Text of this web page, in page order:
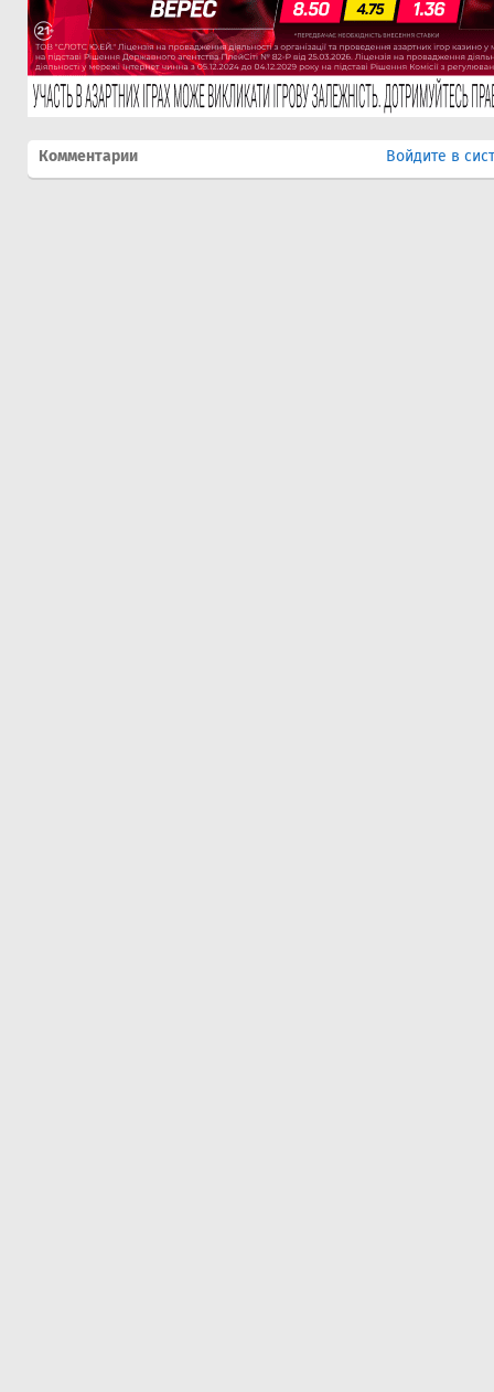
Комментарии Войдите в